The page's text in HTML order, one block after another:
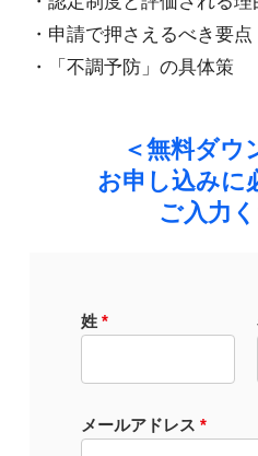
・申請で押さえるべき要点
・「不調予防」の具体策
＜無料ダウ
お申し込みに
ご入力